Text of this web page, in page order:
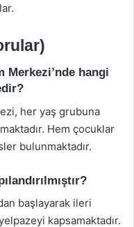
Merkezi’nde hangi
her yaş grubuna
Hem çocuklar
bulunmaktadır.
başlayarak ileri
kapsamaktadır.